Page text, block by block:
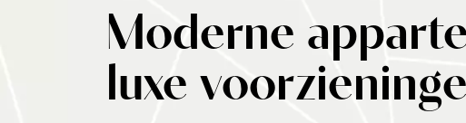
Moderne
luxe